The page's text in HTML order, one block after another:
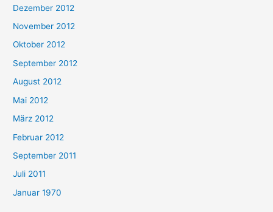
Dezember 2012
November 2012
Oktober 2012
September 2012
August 2012
Mai 2012
März 2012
Februar 2012
September 2011
Juli 2011
Januar 1970